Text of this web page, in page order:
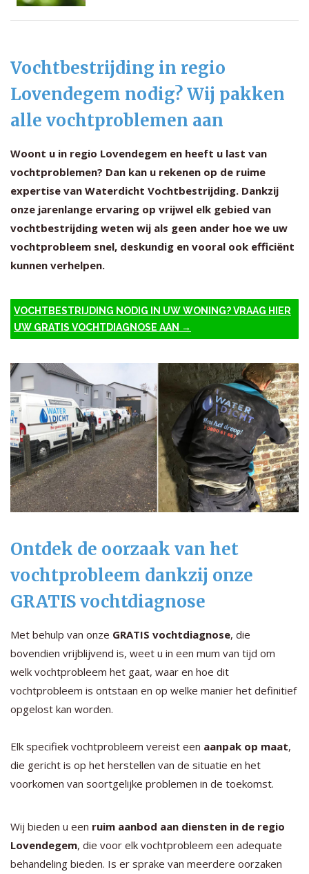
Vochtbestrijding in regio
Lovendegem nodig? Wij pakken
alle vochtproblemen aan
Woont u in regio Lovendegem en heeft u last van
vochtproblemen? Dan kan u rekenen op de ruime
expertise van Waterdicht Vochtbestrijding. Dankzij
onze jarenlange ervaring op vrijwel elk gebied van
vochtbestrijding weten wij als geen ander hoe we uw
vochtprobleem snel, deskundig en vooral ook efficiënt
kunnen verhelpen.
VOCHTBESTRIJDING NODIG IN UW WONING? VRAAG HIER
UW GRATIS VOCHTDIAGNOSE AAN →
Ontdek de oorzaak van het
vochtprobleem dankzij onze
GRATIS vochtdiagnose
Met behulp van onze GRATIS vochtdiagnose, die
bovendien vrijblijvend is, weet u in een mum van tijd om
welk vochtprobleem het gaat, waar en hoe dit
vochtprobleem is ontstaan en op welke manier het definitief
opgelost kan worden.
Elk specifiek vochtprobleem vereist een aanpak op maat,
die gericht is op het herstellen van de situatie en het
voorkomen van soortgelijke problemen in de toekomst.
Wij bieden u een ruim aanbod aan diensten in de regio
Lovendegem, die voor elk vochtprobleem een adequate
behandeling bieden. Is er sprake van meerdere oorzaken